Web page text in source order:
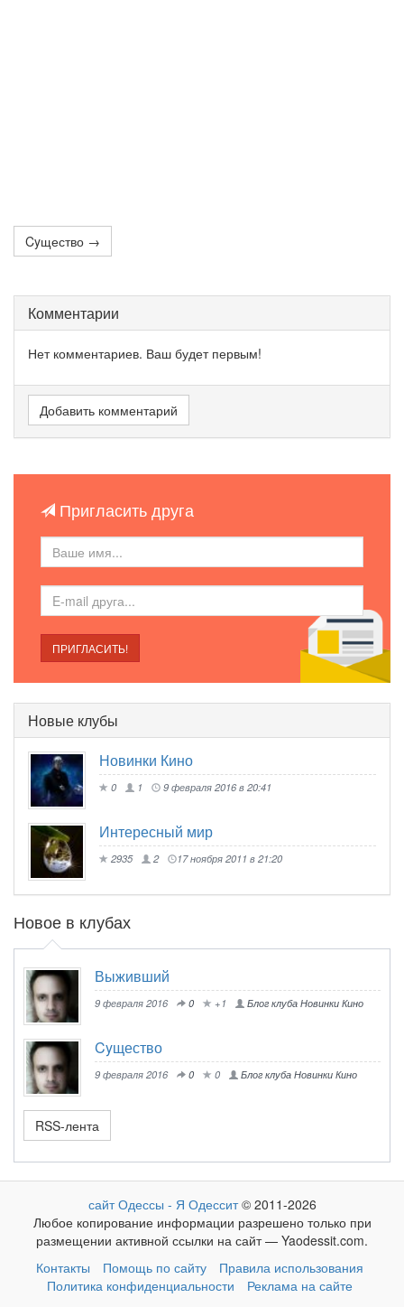
Cyщество →
Комментарии
Нет комментариев. Ваш будет первым!
Добавить комментарий
Пригласить друга
ПРИГЛАСИТЬ!
Новые клубы
Новинки Кино
0 1 9 февраля 2016 в 20:41
Интересный мир
2935 2 17 ноября 2011 в 21:20
Новое в клубах
Выживший
9 февраля 2016 0 +1 Блог клуба Новинки Кино
Cyщество
9 февраля 2016 0 0 Блог клуба Новинки Кино
RSS-лента
сайт Одессы - Я Одессит© 2011-2026
Любое копирование информации разрешено только при
размещении активной ссылки на сайт — Yaodessit.com.
Контакты
Помощь по сайту
Правила использования
Политика конфиденциальности
Реклама на сайте